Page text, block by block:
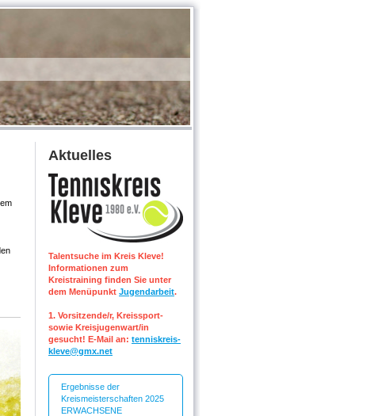
Aktuelles
Talentsuche im Kreis Kleve!
Informationen zum
Kreistraining finden Sie unter
dem Menüpunkt Jugendarbeit.
1. Vorsitzende/r, Kreissport-
sowie Kreisjugenwart/in
gesucht! E-Mail an: tenniskreis-
kleve@gmx.net
Ergebnisse der
Kreismeisterschaften 2025
ERWACHSENE